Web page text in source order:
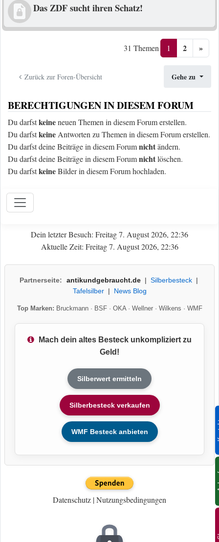
Das ZDF sucht ihren Schatz!
31 Themen 1 2 »
Zurück zur Foren-Übersicht Gehe zu
BERECHTIGUNGEN IN DIESEM FORUM
Du darfstkeineneuen Themen in diesem Forum erstellen.
Du darfstkeineAntworten zu Themen in diesem Forum erstellen.
Du darfst deine Beiträge in diesem Forumnichtändern.
Du darfst deine Beiträge in diesem Forumnichtlöschen.
Du darfstkeineBilder in diesem Forum hochladen.
Dein letzter Besuch: Freitag 7. August 2026, 22:36
Aktuelle Zeit: Freitag 7. August 2026, 22:36
Partnerseite: antikundgebraucht.de| Silberbesteck|
Tafelsilber| News Blog
Top Marken: Bruckmann· BSF· OKA· Wellner· Wilkens · WMF
Mach dein altes Besteck unkompliziert zu
Geld!
Silberwert ermitteln
Silberbesteck verkaufen
WMF Besteck anbieten
Datenschutz |Nutzungsbedingungen